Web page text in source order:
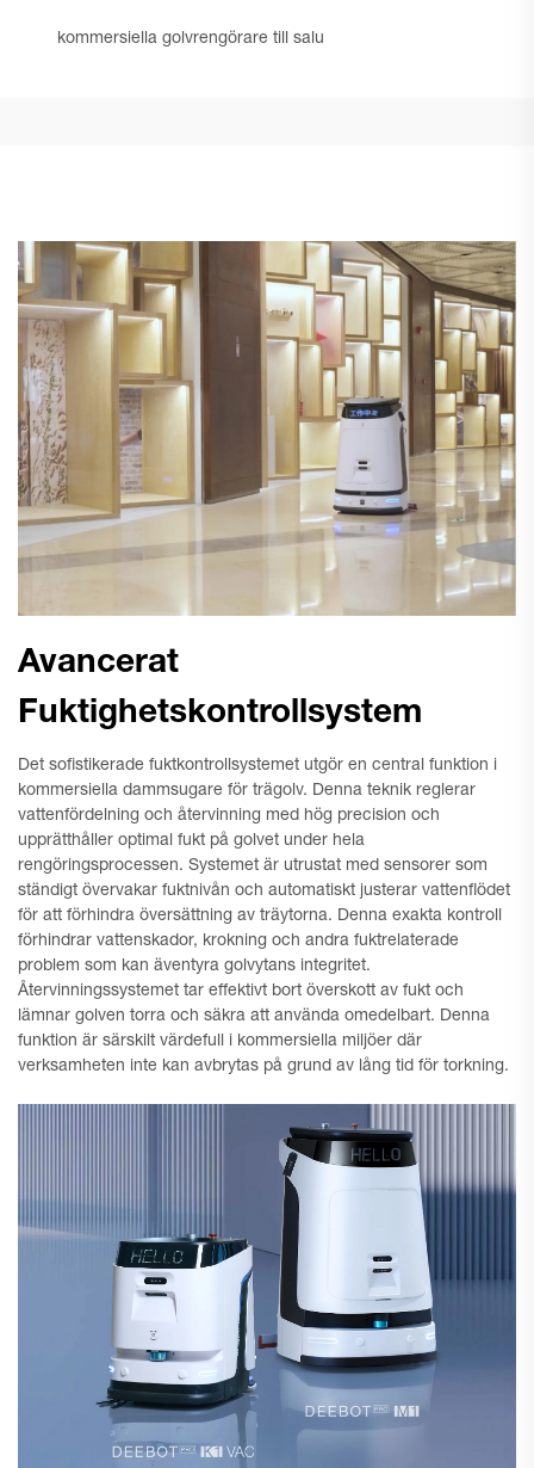
kommersiella golvrengörare till salu
Avancerat
Fuktighetskontrollsystem
Det sofistikerade fuktkontrollsystemet utgör en central funktion i
kommersiella dammsugare för trägolv. Denna teknik reglerar
vattenfördelning och återvinning med hög precision och
upprätthåller optimal fukt på golvet under hela
rengöringsprocessen. Systemet är utrustat med sensorer som
ständigt övervakar fuktnivån och automatiskt justerar vattenflödet
för att förhindra översättning av träytorna. Denna exakta kontroll
förhindrar vattenskador, krokning och andra fuktrelaterade
problem som kan äventyra golvytans integritet.
Återvinningssystemet tar effektivt bort överskott av fukt och
lämnar golven torra och säkra att använda omedelbart. Denna
funktion är särskilt värdefull i kommersiella miljöer där
verksamheten inte kan avbrytas på grund av lång tid för torkning.